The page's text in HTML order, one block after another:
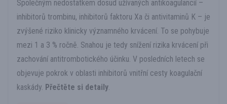
Společným nedostatkem dosud užívaných antikoagulancií –
inhibitorů trombinu, inhibitorů faktoru Xa či antivitaminů K – je
zvýšené riziko klinicky významného krvácení. To se pohybuje
mezi 1 a 3 % ročně. Snahou je tedy snížení rizika krvácení při
zachování antitrombotického účinku. V posledních letech se
objevuje pokrok v oblasti inhibitorů vnitřní cesty koagulační
kaskády. Přečtěte si detaily.